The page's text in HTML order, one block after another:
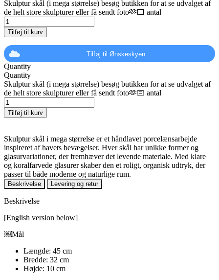
Skulptur skål (i mega størrelse) besøg butikken for at se udvalget af
de helt store skulpturer eller få sendt foto🫶🏻 antal
Tilføj til kurv
Tilføj til Ønskeskyen
Quantity
Quantity
Skulptur skål (i mega størrelse) besøg butikken for at se udvalget af
de helt store skulpturer eller få sendt foto🫶🏻 antal
Tilføj til kurv
Skulptur skål i mega størrelse er et håndlavet porcelænsarbejde
inspireret af havets bevægelser. Hver skål har unikke former og
glasurvariationer, der fremhæver det levende materiale. Med klare
og koralfarvede glasurer skaber den et roligt, organisk udtryk, der
passer til både moderne og naturlige rum.
Beskrivelse Levering og retur
Beskrivelse
[English version below]
￼Mål
Længde: 45 cm
Bredde: 32 cm
Højde: 10 cm